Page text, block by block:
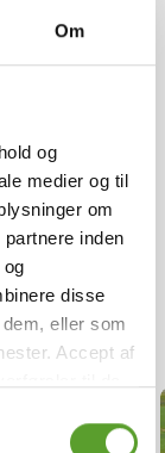
Om
og
medier og til
om
inden
disse
eller som
Accept af
– med en
gør det